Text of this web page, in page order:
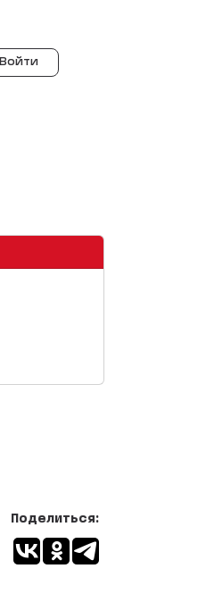
Войти
Поделиться: